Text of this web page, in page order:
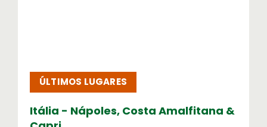
ÚLTIMOS LUGARES
Itália - Nápoles, Costa Amalfitana &